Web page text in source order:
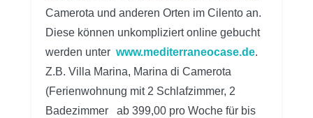
Camerota und anderen Orten im Cilento an.
Diese können unkompliziert online gebucht
werden unter www.mediterraneocase.de.
Z.B. Villa Marina, Marina di Camerota
(Ferienwohnung mit 2 Schlafzimmer, 2
Badezimmer ab 399,00 pro Woche für bis